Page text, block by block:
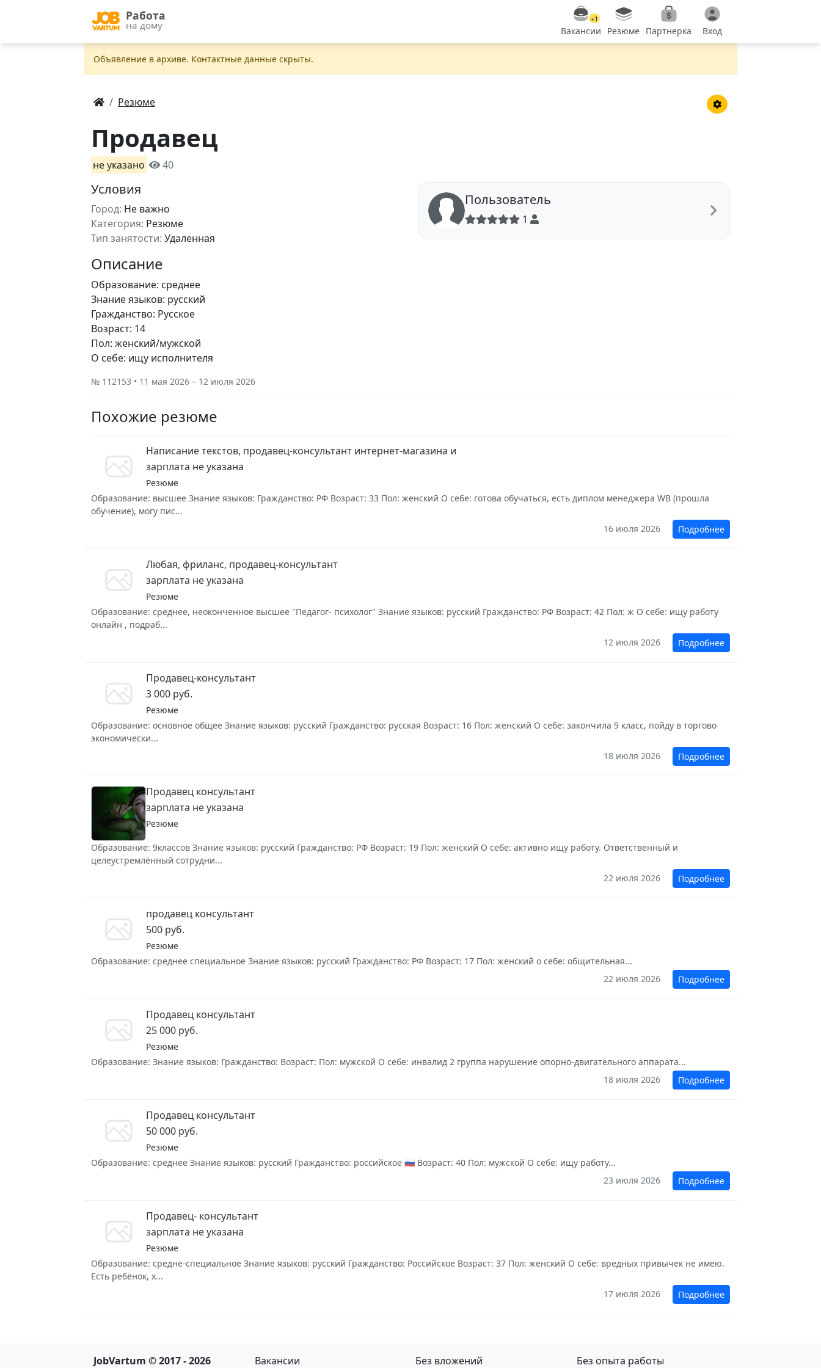
Работа
на дому
+1
Вакансии Резюме Партнерка Вход
Объявление в apxивe. Контактные данные скрыты.
Резюме
Продавец
не указано 40
Условия
Город: Не важно
Категория: Резюме
Тип занятости: Удаленная
Пользователь
1
Описание
Образование: среднее
Знание языков: русский
Гражданство: Русское
Возраст: 14
Пол: женский/мужской
О себе: ищу исполнителя
№ 112153 • 11 мая 2026 – 12 июля 2026
Похожие резюме
Написание текстов, продавец-консультант интернет-магазина и
зарплата не указана
Резюме
Образование: высшее Знание языков: Гражданство: РФ Возраст: 33 Пол: женский О себе: готова обучаться, есть диплом менеджера WB (прошла
обучение), могу пис...
16 июля 2026
Подробнее
Любая, фриланс, продавец-консультант
зарплата не указана
Резюме
Образование: среднее, неоконченное высшее "Педагог- психолог" Знание языков: русский Гражданство: РФ Возраст: 42 Пол: ж О себе: ищу работу
онлайн , подраб...
12 июля 2026
Подробнее
Продавец-консультант
3 000 руб.
Резюме
Образование: основное общее Знание языков: русский Гражданство: русская Возраст: 16 Пол: женский О себе: закончила 9 класс, пойду в торгово
экономически...
18 июля 2026
Подробнее
Продавец консультант
зарплата не указана
Резюме
Образование: 9классов Знание языков: русский Гражданство: РФ Возраст: 19 Пол: женский О себе: активно ищу работу. Ответственный и
целеустремлённый сотрудни...
22 июля 2026
Подробнее
продавец консультант
500 руб.
Резюме
Образование: среднее специальное Знание языков: русский Гражданство: РФ Возраст: 17 Пол: женский о себе: общительная...
22 июля 2026
Подробнее
Продавец консультант
25 000 руб.
Резюме
Образование: Знание языков: Гражданство: Возраст: Пол: мужской О себе: инвалид 2 группа нарушение опорно-двигательного аппарата...
18 июля 2026
Подробнее
Продавец консультант
50 000 руб.
Резюме
Образование: среднее Знание языков: русский Гражданство: российское 🇷🇺 Возраст: 40 Пол: мужской О себе: ищу работу...
23 июля 2026
Подробнее
Продавец- консультант
зарплата не указана
Резюме
Образование: средне-специальное Знание языков: русский Гражданство: Российское Возраст: 37 Пол: женский О себе: вредных привычек не имею.
Есть ребёнок, х...
17 июля 2026
Подробнее
JobVartum © 2017 - 2026 Вакансии Без вложений Без опыта работы